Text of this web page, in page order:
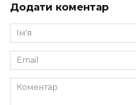
Додати коментар
Ім'я
*
Email
*
Коментар